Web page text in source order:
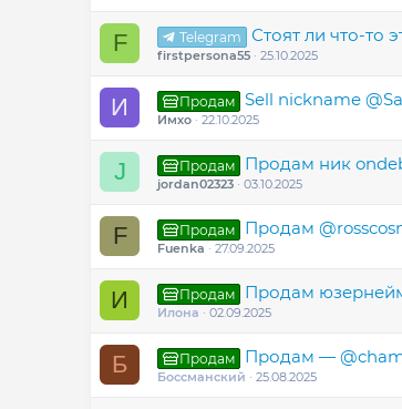
F Telegram Стоят ли что-то
firstpersona55 25.10.2025
И Продам Sell nickname
Имхо 22.10.2025
J Продам Продам ник
jordan02323 03.10.2025
F Продам Продам
Fuenka 27.09.2025
И Продам Продам
Илона 02.09.2025
Б Продам Продам —
Боссманский 25.08.2025